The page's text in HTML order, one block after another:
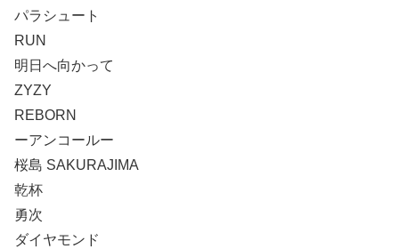
パラシュート
RUN
明日へ向かって
ZYZY
REBORN
ーアンコールー
桜島 SAKURAJIMA
乾杯
勇次
ダイヤモンド